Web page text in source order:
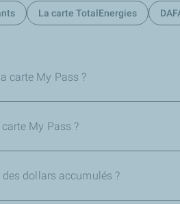
La carte TotalEnergies
carte My Pass ?
My Pass ?
dollars accumulés ?